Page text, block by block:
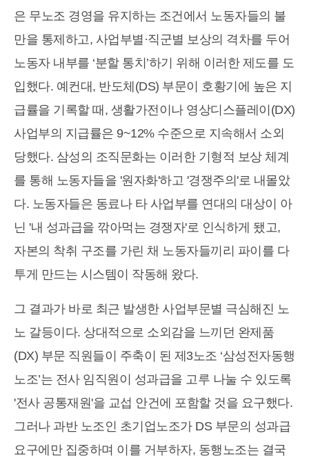
은 무노조 경영을 유지하는 조건에서 노동자들의 불
만을 통제하고, 사업부별·직군별 보상의 격차를 두어
노동자 내부를 ‘분할 통치’하기 위해 이러한 제도를 도
입했다. 예컨대, 반도체(DS) 부문이 호황기에 높은 지
급률을 기록할 때, 생활가전이나 영상디스플레이(DX)
사업부의 지급률은 9~12% 수준으로 지속해서 소외
당했다. 삼성의 조직문화는 이러한 기형적 보상 체계
를 통해 노동자들을 '원자화'하고 '경쟁주의'로 내몰았
다. 노동자들은 동료나 타 사업부를 연대의 대상이 아
닌 '내 성과급을 깎아먹는 경쟁자'로 인식하게 됐고,
자본의 착취 구조를 가린 채 노동자들끼리 파이를 다
투게 만드는 시스템이 작동해 왔다.
그 결과가 바로 최근 발생한 사업부문별 극심해진 노
노 갈등이다. 상대적으로 소외감을 느끼던 완제품
(DX) 부문 직원들이 주축이 된 제3노조 ‘삼성전자동행
노조’는 전사 임직원이 성과급을 고루 나눌 수 있도록
'전사 공통재원'을 교섭 안건에 포함할 것을 요구했다.
그러나 과반 노조인 초기업노조가 DS 부문의 성과급
요구에만 집중하며 이를 거부하자, 동행노조는 결국